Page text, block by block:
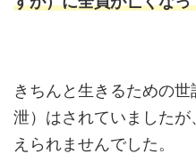
きちんと生きるための
泄）はされていました
えられませんでした。